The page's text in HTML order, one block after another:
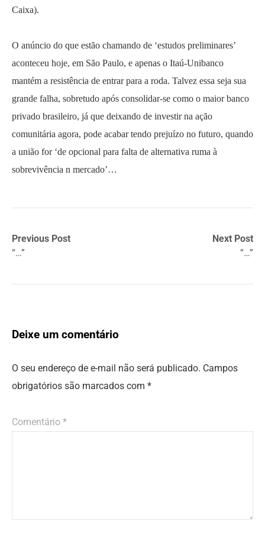
Caixa).
O anúncio do que estão chamando de ‘estudos preliminares’
aconteceu hoje, em São Paulo, e apenas o Itaú-Unibanco
mantém a resistência de entrar para a roda. Talvez essa seja sua
grande falha, sobretudo após consolidar-se como o maior banco
privado brasileiro, já que deixando de investir na ação
comunitária agora, pode acabar tendo prejuízo no futuro, quando
a união for ‘de opcional para falta de alternativa ruma à
sobrevivência n mercado’…
Previous Post
“…”
Next Post
“…”
Deixe um comentário
O seu endereço de e-mail não será publicado. Campos
obrigatórios são marcados com *
Comentário *